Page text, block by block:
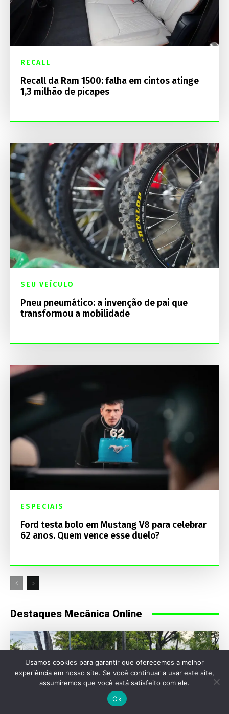
RECALL
Recall da Ram 1500: falha em cintos atinge
1,3 milhão de picapes
SEU VEÍCULO
Pneu pneumático: a invenção de pai que
transformou a mobilidade
ESPECIAIS
Ford testa bolo em Mustang V8 para celebrar
62 anos. Quem vence esse duelo?
Destaques Mecânica Online
Usamos cookies para garantir que oferecemos a melhor
experiência em nosso site. Se você continuar a usar este site,
assumiremos que você está satisfeito com ele.
Ok